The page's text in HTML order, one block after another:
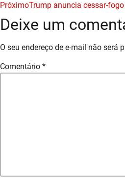
PróximoTrump anuncia cessar-fogo
Deixe um
O seu endereço de e-mail não será
Comentário *